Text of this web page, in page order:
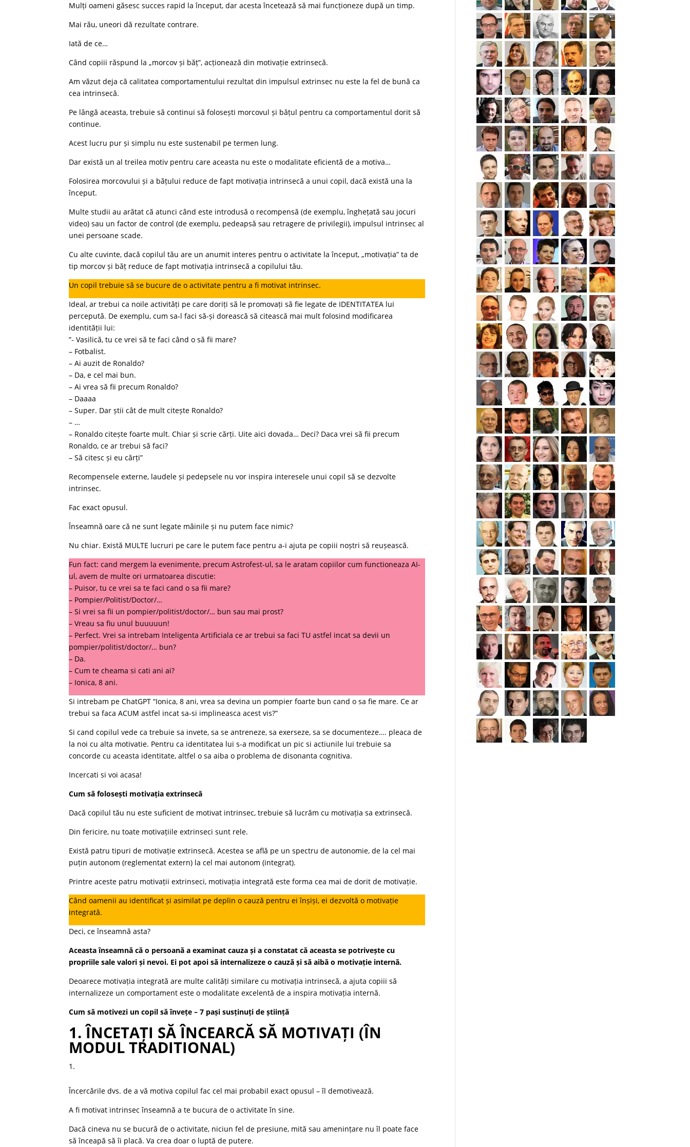
Mulți oameni găsesc succes rapid la început, dar acesta încetează să mai funcționeze după un timp.
Mai rău, uneori dă rezultate contrare.
Iată de ce…
Când copiii răspund la „morcov și băț”, acționează din motivație extrinsecă.
Am văzut deja că calitatea comportamentului rezultat din impulsul extrinsec nu este la fel de bună ca
cea intrinsecă.
Pe lângă aceasta, trebuie să continui să folosești morcovul și bățul pentru ca comportamentul dorit să
continue.
Acest lucru pur și simplu nu este sustenabil pe termen lung.
Dar există un al treilea motiv pentru care aceasta nu este o modalitate eficientă de a motiva…
Folosirea morcovului și a bățului reduce de fapt motivația intrinsecă a unui copil, dacă există una la
început.
Multe studii au arătat că atunci când este introdusă o recompensă (de exemplu, înghețată sau jocuri
video) sau un factor de control (de exemplu, pedeapsă sau retragere de privilegii), impulsul intrinsec al
unei persoane scade.
Cu alte cuvinte, dacă copilul tău are un anumit interes pentru o activitate la început, „motivația” ta de
tip morcov și băț reduce de fapt motivația intrinsecă a copilului tău.
Un copil trebuie să se bucure de o activitate pentru a fi motivat intrinsec.
Ideal, ar trebui ca noile activități pe care doriți să le promovați să fie legate de IDENTITATEA lui
percepută. De exemplu, cum sa-l faci să-și dorească să citească mai mult folosind modificarea
identității lui:
”- Vasilică, tu ce vrei să te faci când o să fii mare?
– Fotbalist.
– Ai auzit de Ronaldo?
– Da, e cel mai bun.
– Ai vrea să fii precum Ronaldo?
– Daaaa
– Super. Dar știi cât de mult citește Ronaldo?
– …
– Ronaldo citește foarte mult. Chiar și scrie cărți. Uite aici dovada… Deci? Daca vrei să fii precum
Ronaldo, ce ar trebui să faci?
– Să citesc și eu cărți”
Recompensele externe, laudele și pedepsele nu vor inspira interesele unui copil să se dezvolte
intrinsec.
Fac exact opusul.
Înseamnă oare că ne sunt legate mâinile și nu putem face nimic?
Nu chiar. Există MULTE lucruri pe care le putem face pentru a-i ajuta pe copiii noștri să reușească.
Fun fact: cand mergem la evenimente, precum Astrofest-ul, sa le aratam copiilor cum functioneaza AI-
ul, avem de multe ori urmatoarea discutie:
– Puisor, tu ce vrei sa te faci cand o sa fii mare?
– Pompier/Politist/Doctor/…
– Si vrei sa fii un pompier/politist/doctor/… bun sau mai prost?
– Vreau sa fiu unul buuuuun!
– Perfect. Vrei sa intrebam Inteligenta Artificiala ce ar trebui sa faci TU astfel incat sa devii un
pompier/politist/doctor/… bun?
– Da.
– Cum te cheama si cati ani ai?
– Ionica, 8 ani.
Si intrebam pe ChatGPT “Ionica, 8 ani, vrea sa devina un pompier foarte bun cand o sa fie mare. Ce ar
trebui sa faca ACUM astfel incat sa-si implineasca acest vis?”
Si cand copilul vede ca trebuie sa invete, sa se antreneze, sa exerseze, sa se documenteze…. pleaca de
la noi cu alta motivatie. Pentru ca identitatea lui s-a modificat un pic si actiunile lui trebuie sa
concorde cu aceasta identitate, altfel o sa aiba o problema de disonanta cognitiva.
Incercati si voi acasa!
Cum să folosești motivația extrinsecă
Dacă copilul tău nu este suficient de motivat intrinsec, trebuie să lucrăm cu motivația sa extrinsecă.
Din fericire, nu toate motivațiile extrinseci sunt rele.
Există patru tipuri de motivație extrinsecă. Acestea se află pe un spectru de autonomie, de la cel mai
puțin autonom (reglementat extern) la cel mai autonom (integrat).
Printre aceste patru motivații extrinseci, motivația integrată este forma cea mai de dorit de motivație.
Când oamenii au identificat și asimilat pe deplin o cauză pentru ei înșiși, ei dezvoltă o motivație
integrată.
Deci, ce înseamnă asta?
Aceasta înseamnă că o persoană a examinat cauza și a constatat că aceasta se potrivește cu
propriile sale valori și nevoi. Ei pot apoi să internalizeze o cauză și să aibă o motivație internă.
Deoarece motivația integrată are multe calități similare cu motivația intrinsecă, a ajuta copiii să
internalizeze un comportament este o modalitate excelentă de a inspira motivația internă.
Cum să motivezi un copil să învețe – 7 pași susținuți de știință
1.ÎNCETAȚI SĂ ÎNCEARCĂ SĂ MOTIVAȚI (ÎN
MODUL TRADITIONAL)
Încercările dvs. de a vă motiva copilul fac cel mai probabil exact opusul – îl demotivează.
A fi motivat intrinsec înseamnă a te bucura de o activitate în sine.
Dacă cineva nu se bucură de o activitate, niciun fel de presiune, mită sau amenințare nu îl poate face
să înceapă să îi placă. Va crea doar o luptă de putere.